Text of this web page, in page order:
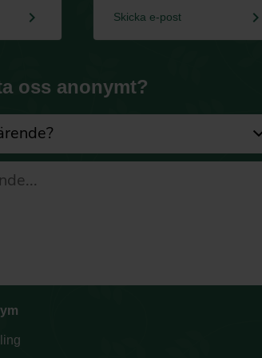
keyboard_arrow_right Skicka e-post keyboard_arrow_right
oss anonymt?